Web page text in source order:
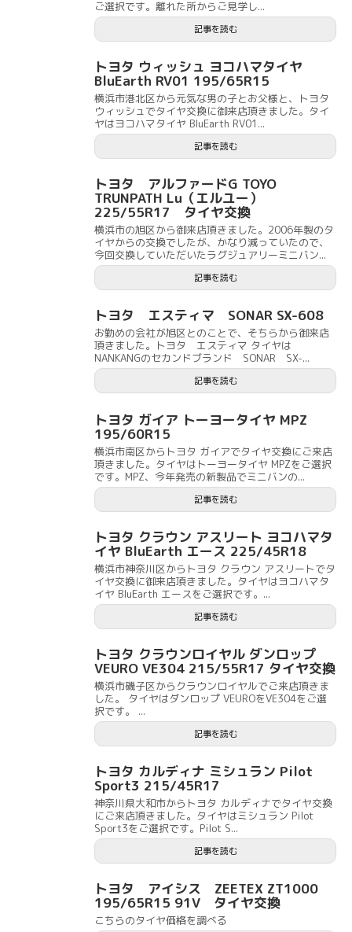
ご選択です。離れた所からご見学し...
記事を読む
トヨタ ウィッシュ ヨコハマタイヤ
BluEarth RV01 195/65R15
横浜市港北区から元気な男の子とお父様と、トヨタ
ウィッシュでタイヤ交換に御来店頂きました。タイ
ヤはヨコハマタイヤ BluEarth RV01...
記事を読む
トヨタ アルファードG TOYO
TRUNPATH Lu（エルユー）
225/55R17 タイヤ交換
横浜市の旭区から御来店頂きました。2006年製のタ
イヤからの交換でしたが、かなり減っていたので、
今回交換していただいたラグジュアリーミニバン...
記事を読む
トヨタ エスティマ SONAR SX-608
お勤めの会社が旭区とのことで、そちらから御来店
頂きました。トヨタ エスティマ タイヤは
NANKANGのセカンドブランド SONAR SX-...
記事を読む
トヨタ ガイア トーヨータイヤ MPZ
195/60R15
横浜市南区からトヨタ ガイアでタイヤ交換にご来店
頂きました。タイヤはトーヨータイヤ MPZをご選択
です。MPZ、今年発売の新製品でミニバンの...
記事を読む
トヨタ クラウン アスリート ヨコハマタ
イヤ BluEarth エース 225/45R18
横浜市神奈川区からトヨタ クラウン アスリートでタ
イヤ交換に御来店頂きました。タイヤはヨコハマタ
イヤ BluEarth エースをご選択です。...
記事を読む
トヨタ クラウンロイヤル ダンロップ
VEURO VE304 215/55R17 タイヤ交換
横浜市磯子区からクラウンロイヤルでご来店頂きま
した。 タイヤはダンロップ VEUROをVE304をご選
択です。 ...
記事を読む
トヨタ カルディナ ミシュラン Pilot
Sport3 215/45R17
神奈川県大和市からトヨタ カルディナでタイヤ交換
にご来店頂きました。タイヤはミシュラン Pilot
Sport3をご選択です。Pilot S...
記事を読む
トヨタ アイシス ZEETEX ZT1000
195/65R15 91V タイヤ交換
こちらのタイヤ価格を調べる